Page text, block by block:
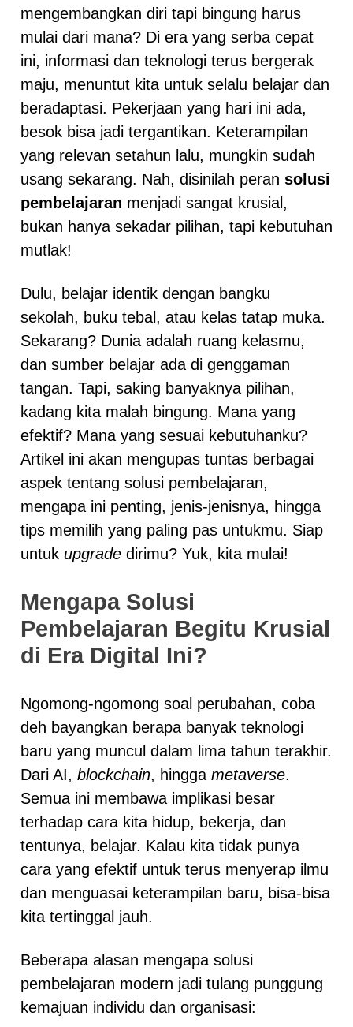
mengembangkan diri tapi bingung harus
mulai dari mana? Di era yang serba cepat
ini, informasi dan teknologi terus bergerak
maju, menuntut kita untuk selalu belajar dan
beradaptasi. Pekerjaan yang hari ini ada,
besok bisa jadi tergantikan. Keterampilan
yang relevan setahun lalu, mungkin sudah
usang sekarang. Nah, disinilah peran solusi
pembelajaran menjadi sangat krusial,
bukan hanya sekadar pilihan, tapi kebutuhan
mutlak!
Dulu, belajar identik dengan bangku
sekolah, buku tebal, atau kelas tatap muka.
Sekarang? Dunia adalah ruang kelasmu,
dan sumber belajar ada di genggaman
tangan. Tapi, saking banyaknya pilihan,
kadang kita malah bingung. Mana yang
efektif? Mana yang sesuai kebutuhanku?
Artikel ini akan mengupas tuntas berbagai
aspek tentang solusi pembelajaran,
mengapa ini penting, jenis-jenisnya, hingga
tips memilih yang paling pas untukmu. Siap
untuk upgradedirimu? Yuk, kita mulai!
Mengapa Solusi
Pembelajaran Begitu Krusial
di Era Digital Ini?
Ngomong-ngomong soal perubahan, coba
deh bayangkan berapa banyak teknologi
baru yang muncul dalam lima tahun terakhir.
Dari AI, blockchain, hingga metaverse.
Semua ini membawa implikasi besar
terhadap cara kita hidup, bekerja, dan
tentunya, belajar. Kalau kita tidak punya
cara yang efektif untuk terus menyerap ilmu
dan menguasai keterampilan baru, bisa-bisa
kita tertinggal jauh.
Beberapa alasan mengapa solusi
pembelajaran modern jadi tulang punggung
kemajuan individu dan organisasi: